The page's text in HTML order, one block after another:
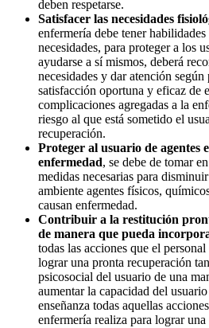
deben respetarse.
Satisfacer las necesidades
enfermería debe tener habilidades
necesidades, para proteger a los
ayudarse a sí mismos, deberá
necesidades y dar atención
satisfacción oportuna y eficaz de
complicaciones agregadas a la
riesgo al que está sometido el
recuperación.
Proteger al usuario de agentes
enfermedad, se debe de tomar
medidas necesarias para
ambiente agentes físicos,
causan enfermedad.
Contribuir a la restitución
de manera que pueda
todas las acciones que el
lograr una pronta recuperación
psicosocial del usuario de una
aumentar la capacidad del
enseñanza todas aquellas
enfermería realiza para lograr